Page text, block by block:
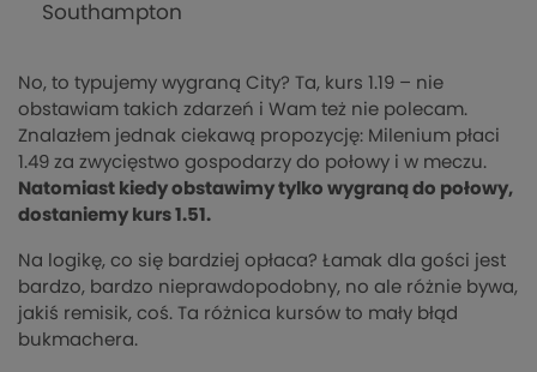
Southampton
No, to typujemy wygraną City? Ta, kurs 1.19 – nie
obstawiam takich zdarzeń i Wam też nie polecam.
Znalazłem jednak ciekawą propozycję: Milenium płaci
1.49 za zwycięstwo gospodarzy do połowy i w meczu.
Natomiast kiedy obstawimy tylko wygraną do połowy,
dostaniemy kurs 1.51.
Na logikę, co się bardziej opłaca? Łamak dla gości jest
bardzo, bardzo nieprawdopodobny, no ale różnie bywa,
jakiś remisik, coś. Ta różnica kursów to mały błąd
bukmachera.